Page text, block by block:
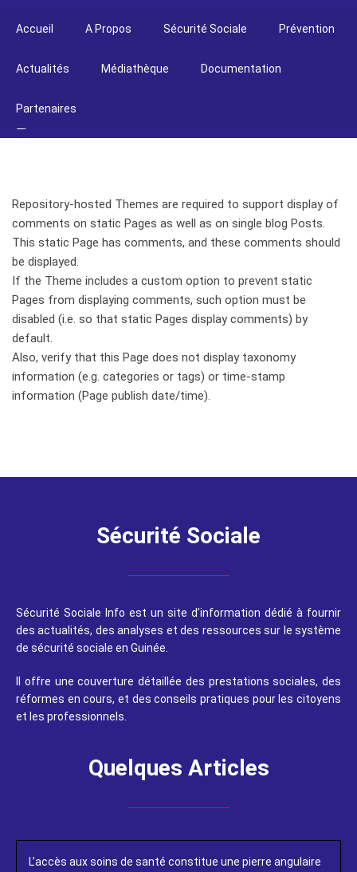
Accueil A Propos Sécurité Sociale Prévention
Actualités Médiathèque Documentation
Partenaires
Repository-hosted Themes are required to support display of
comments on static Pages as well as on single blog Posts.
This static Page has comments, and these comments should
be displayed.
If the Theme includes a custom option to prevent static
Pages from displaying comments, such option must be
disabled (i.e. so that static Pages display comments) by
default.
Also, verify that this Page does not display taxonomy
information (e.g. categories or tags) or time-stamp
information (Page publish date/time).
Sécurité Sociale
Sécurité Sociale Info est un site d’information dédié à fournir
des actualités, des analyses et des ressources sur le système
de sécurité sociale en Guinée.
Il offre une couverture détaillée des prestations sociales, des
réformes en cours, et des conseils pratiques pour les citoyens
et les professionnels.
Quelques Articles
L’accès aux soins de santé constitue une pierre angulaire